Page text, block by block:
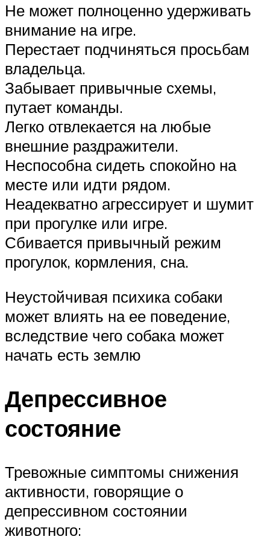
Не может полноценно удерживать
внимание на игре.
Перестает подчиняться просьбам
владельца.
Забывает привычные схемы,
путает команды.
Легко отвлекается на любые
внешние раздражители.
Неспособна сидеть спокойно на
месте или идти рядом.
Неадекватно агрессирует и шумит
при прогулке или игре.
Сбивается привычный режим
прогулок, кормления, сна.
Неустойчивая психика собаки
может влиять на ее поведение,
вследствие чего собака может
начать есть землю
Депрессивное
состояние
Тревожные симптомы снижения
активности, говорящие о
депрессивном состоянии
животного: